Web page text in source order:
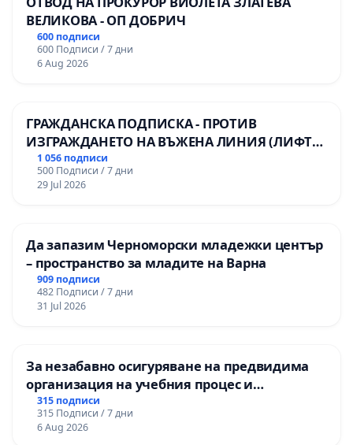
ВЕЛИКОВА - ОП ДОБРИЧ
600 подписи
600 Подписи / 7 дни
6 Aug 2026
ГРАЖДАНСКА ПОДПИСКА - ПРОТИВ
ИЗГРАЖДАНЕТО НА ВЪЖЕНА ЛИНИЯ (ЛИФТ)
НА ТЕРИТОРИЯТА НА ПРИРОДНА
ЗАБЕЛЕЖИТЕЛНОСТ „ХЪЛМ НА
ОСВОБОДИТЕЛИТЕ“ (БУНАРДЖИК)
1 056 подписи
500 Подписи / 7 дни
29 Jul 2026
Да запазим Черноморски младежки център
– пространство за младите на Варна
909 подписи
482 Подписи / 7 дни
31 Jul 2026
За незабавно осигуряване на предвидима
организация на учебния процес и
гарантиране на правото на равнопоставено
и качествено образование на учениците от
ОУ „Княз Александър I“ и Хуманитарна
315 подписи
315 Подписи / 7 дни
6 Aug 2026